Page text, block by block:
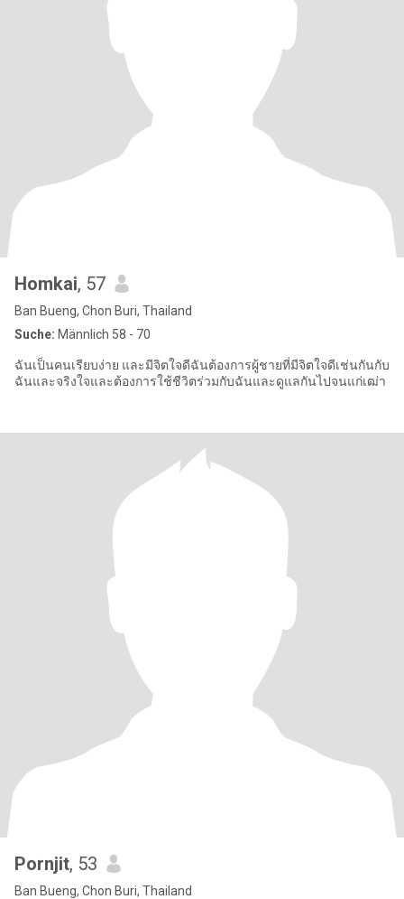
Homkai, 57
Ban Bueng, Chon Buri, Thailand
Suche: Männlich 58 - 70
ฉันเป็นคนเรียบง่าย และมีจิตใจดีฉันต้องการผู้ชายที่มีจิตใจดีเช่นกันกับ
ฉันและจริงใจและต้องการใช้ชีวิตร่วมกับฉันและดูแลกันไปจนแก่เฒ่า
Pornjit, 53
Ban Bueng, Chon Buri, Thailand